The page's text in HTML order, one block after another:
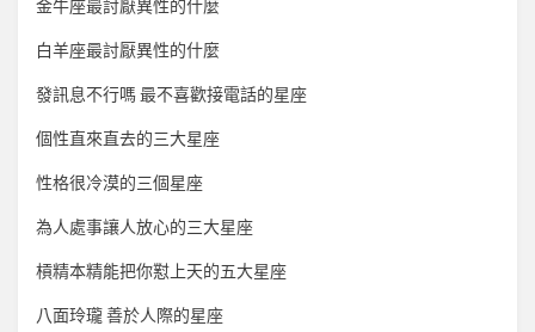
金牛座最討厭異性的什麼
白羊座最討厭異性的什麼
發訊息不行嗎 最不喜歡接電話的星座
個性直來直去的三大星座
性格很冷漠的三個星座
為人處事讓人放心的三大星座
槓精本精能把你懟上天的五大星座
八面玲瓏 善於人際的星座